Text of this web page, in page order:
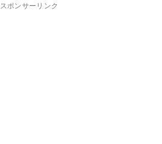
スポンサーリンク